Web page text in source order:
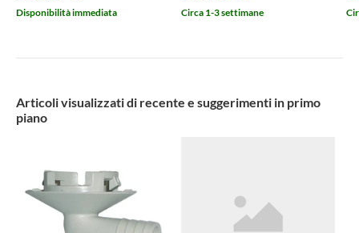
Disponibilità immediata Circa 1-3 settimane
Articoli visualizzati di recente e suggerimenti in primo
piano